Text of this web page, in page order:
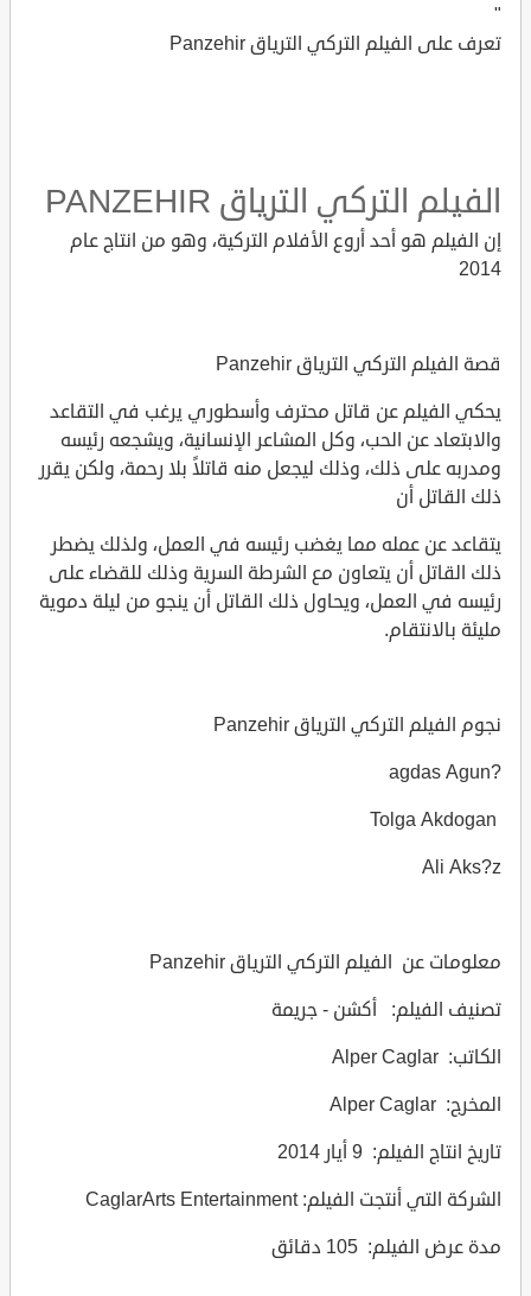
"
تعرف على الفيلم التركي الترياق Panzehir
الفيلم التركي الترياق PANZEHIR
إن الفيلم هو أحد أروع الأفلام التركية، وهو من انتاج عام
2014
قصة الفيلم التركي الترياق Panzehir
يحكي الفيلم عن قاتل محترف وأسطوري يرغب في التقاعد
والابتعاد عن الحب، وكل المشاعر الإنسانية، ويشجعه رئيسه
ومدربه على ذلك، وذلك ليجعل منه قاتلاً بلا رحمة، ولكن يقرر
ذلك القاتل أن
يتقاعد عن عمله مما يغضب رئيسه في العمل، ولذلك يضطر
ذلك القاتل أن يتعاون مع الشرطة السرية وذلك للقضاء على
رئيسه في العمل، ويحاول ذلك القاتل أن ينجو من ليلة دموية
مليئة بالانتقام.
نجوم الفيلم التركي الترياق Panzehir
?agdas Agun
Ali Aks?z
معلومات عن الفيلم التركي الترياق Panzehir
تصنيف الفيلم: أكشن - جريمة
الكاتب: Alper Caglar
المخرج: Alper Caglar
تاريخ انتاج الفيلم: 9 أيار 2014
الشركة التي أنتجت الفيلم: CaglarArts Entertainment
مدة عرض الفيلم: 105 دقائق